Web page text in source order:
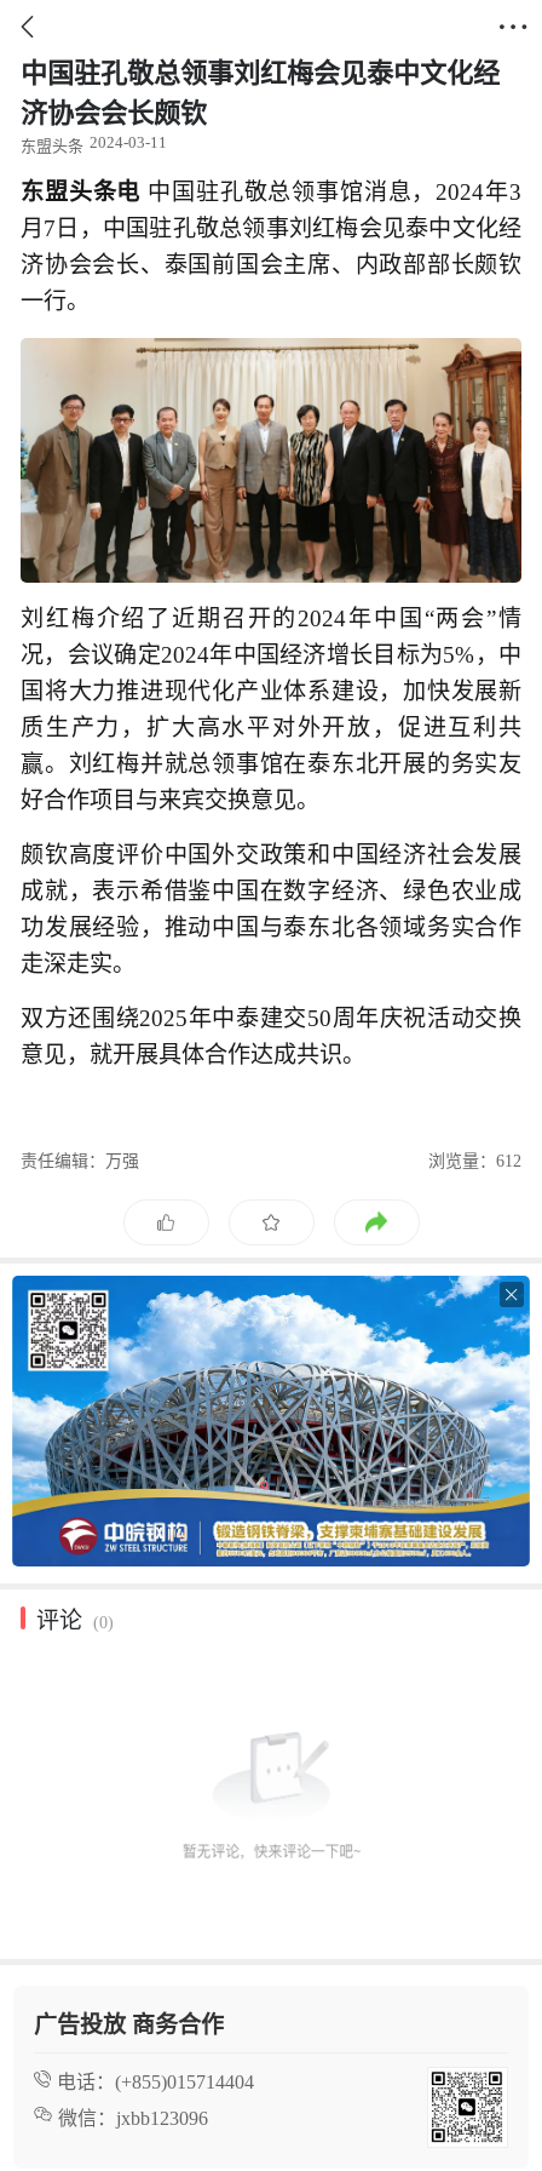
 
中国驻孔敬总领事刘红梅会见泰中文化经
济协会会长颇钦
东盟头条 2024-03-11
东盟头条电 中国驻孔敬总领事馆消息，2024年3
月7日，中国驻孔敬总领事刘红梅会见泰中文化经
济协会会长、泰国前国会主席、内政部部长颇钦
一行。
刘红梅介绍了近期召开的2024年中国“两会”情
况，会议确定2024年中国经济增长目标为5%，中
国将大力推进现代化产业体系建设，加快发展新
质生产力，扩大高水平对外开放，促进互利共
赢。刘红梅并就总领事馆在泰东北开展的务实友
好合作项目与来宾交换意见。
颇钦高度评价中国外交政策和中国经济社会发展
成就，表示希借鉴中国在数字经济、绿色农业成
功发展经验，推动中国与泰东北各领域务实合作
走深走实。
双方还围绕2025年中泰建交50周年庆祝活动交换
意见，就开展具体合作达成共识。
责任编辑：万强 浏览量：612

评论 (0)
广告投放 商务合作
电话： (+855)015714404
微信： jxbb123096